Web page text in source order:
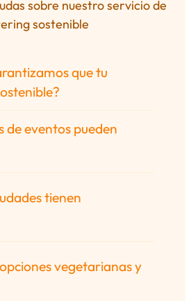
sobre nuestro servicio de
sostenible
que tu
de eventos pueden
tienen
vegetarianas y